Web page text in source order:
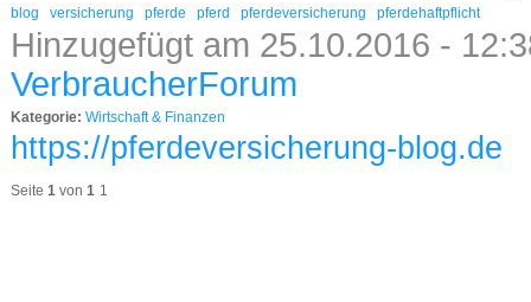
blog versicherung pferde pferd pferdeversicherung pferdehaftpflicht
Hinzugefügt am 25.10.2016 -
VerbraucherForum
Kategorie: Wirtschaft & Finanzen
https://pferdeversicherung-blog.de
Seite 1 von 1 1